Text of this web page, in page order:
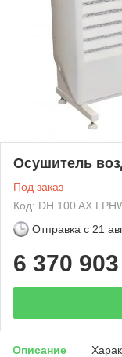
Осушитель
Под заказ
Код: DH 100 AX
Отправка с 21
6 370 903
Описание